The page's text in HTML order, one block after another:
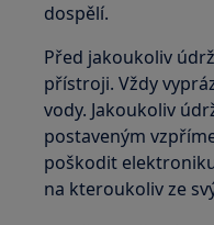
dospělí.
Před jakoukoliv
přístroji. Vždy
vody. Jakoukoliv
postaveným
poškodit
na kteroukoliv ze